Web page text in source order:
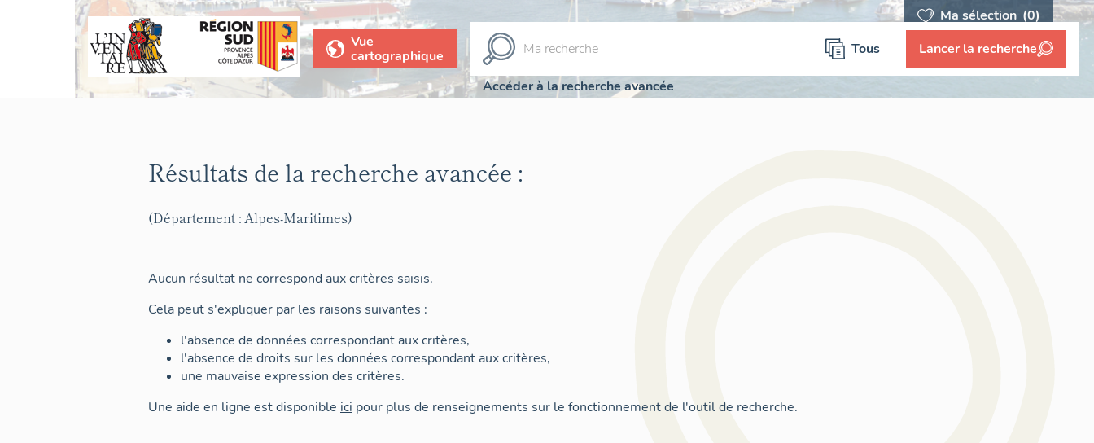
Ma sélection (0)
Vue
cartographique
Tous Lancer la recherche
Accéder à la recherche avancée
Résultats de la recherche avancée :
(Département : Alpes-Maritimes)
Aucun résultat ne correspond aux critères saisis.
Cela peut s'expliquer par les raisons suivantes :
l'absence de données correspondant aux critères,
l'absence de droits sur les données correspondant aux critères,
une mauvaise expression des critères.
Une aide en ligne est disponible ici pour plus de renseignements sur le fonctionnement de l'outil de recherche.